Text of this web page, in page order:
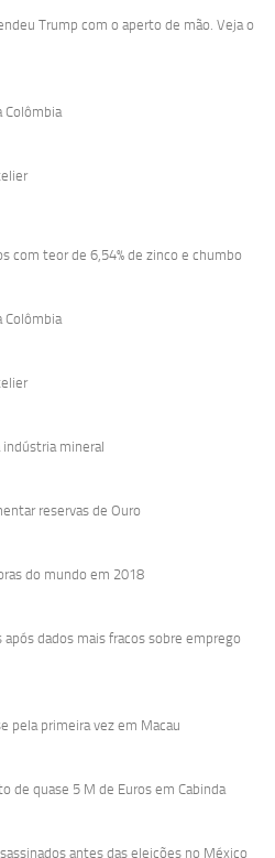
Trump com o aperto de mão. Veja o
Colômbia
com teor de 6,54% de zinco e chumbo
Colômbia
mineral
reservas de Ouro
do mundo em 2018
dados mais fracos sobre emprego
pela primeira vez em Macau
de quase 5 M de Euros em Cabinda
antes das eleições no México